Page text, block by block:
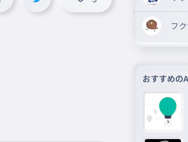
フ
おすすめの